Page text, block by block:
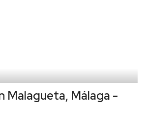
Malagueta, Málaga -